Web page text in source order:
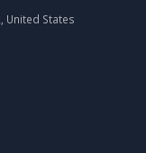
United States